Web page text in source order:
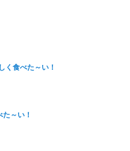
食べた～い！
～い！